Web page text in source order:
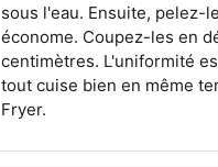
sous l'eau. Ensuite, pelez-
économe. Coupez-les en
centimètres. L'uniformité
tout cuise bien en même
Fryer.